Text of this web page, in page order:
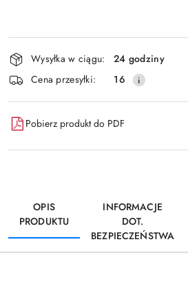
Wyślij
Dostępność
i
dostawa
Wysyłka w ciągu:
24 godziny
Cena przesyłki:
16
Pobierz produkt do PDF
OPIS
PRODUKTU
INFORMACJE
DOT.
BEZPIECZEŃSTWA